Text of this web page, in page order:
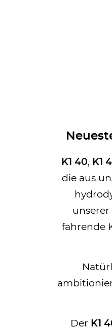
K1 40, K1
die aus
fahrende
Der K1